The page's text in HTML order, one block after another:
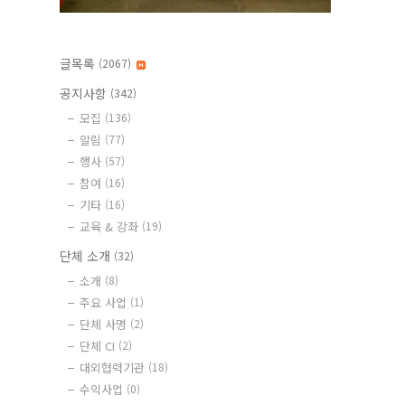
글목록 (2067)
공지사항 (342)
모집 (136)
알림 (77)
행사 (57)
참여 (16)
기타 (16)
교육 & 강좌 (19)
단체 소개 (32)
소개 (8)
주요 사업 (1)
단체 사명 (2)
단체 CI (2)
대외협력기관 (18)
수익사업 (0)